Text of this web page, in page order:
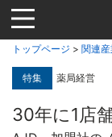
Jump
to
navigation
トップページ > 関連
特集 薬局経営
30年に1店